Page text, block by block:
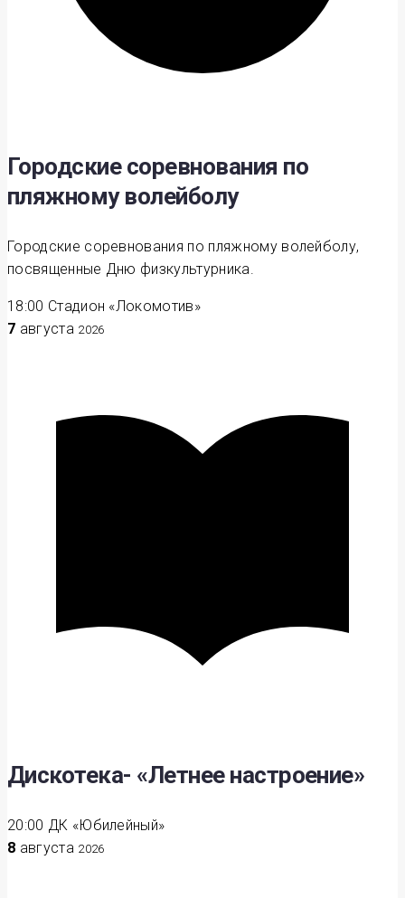
Городские соревнования по
пляжному волейболу
Городские соревнования по пляжному волейболу,
посвященные Дню физкультурника.
18:00 Стадион «Локомотив»
7 августа 2026
Дискотека- «Летнее настроение»
20:00 ДК «Юбилейный»
8 августа 2026